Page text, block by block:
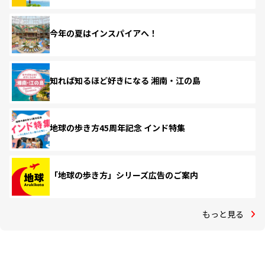
今年の夏はインスパイアへ！
知れば知るほど好きになる 湘南・江の島
地球の歩き方45周年記念 インド特集
「地球の歩き方」シリーズ広告のご案内
もっと見る